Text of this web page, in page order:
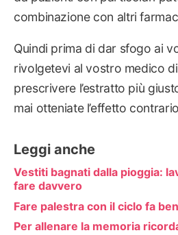
combinazione con altri
Quindi prima di dar sfogo ai
rivolgetevi al vostro medico
prescrivere l’estratto più
mai otteniate l’effetto
Leggi anche
Vestiti bagnati dalla pioggia:
fare davvero
Fare palestra con il ciclo fa
Per allenare la memoria